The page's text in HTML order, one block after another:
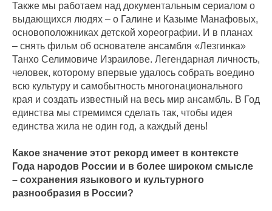
Также мы работаем над документальным сериалом о
выдающихся людях – о Галине и Казыме Манафовых,
основоположниках детской хореографии. И в планах
– снять фильм об основателе ансамбля «Лезгинка»
Танхо Селимовиче Израилове. Легендарная личность,
человек, которому впервые удалось собрать воедино
всю культуру и самобытность многонационального
края и создать известный на весь мир ансамбль. В Год
единства мы стремимся сделать так, чтобы идея
единства жила не один год, а каждый день!
Какое значение этот рекорд имеет в контексте
Года народов России и в более широком смысле
– сохранения языкового и культурного
разнообразия в России?